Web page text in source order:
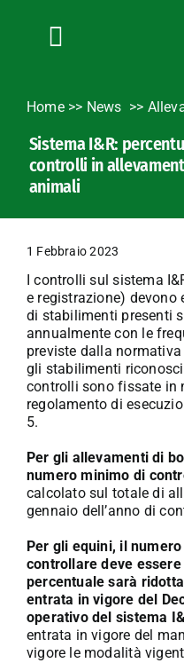
Toggle
News
Bandi
Convenzioni
L’Agricoltore cuneese
Fotogallery
Lavora con noi
Contatti
Home>> News
Sistema I&R:
controlli in
animali
1 Febbraio 2023
I controlli sul sistema
e registrazione) devono
di stabilimenti presenti
annualmente con le
previste dalla normativa
gli stabilimenti
controlli sono fissate in
regolamento di
5.
Per gli allevamenti di
numero minimo di
calcolato sul totale di
gennaio dell’anno di
Per gli equini, il
controllare deve essere
percentuale sarà
entrata in vigore del
operativo del sistema
entrata in vigore del
vigore le modalità